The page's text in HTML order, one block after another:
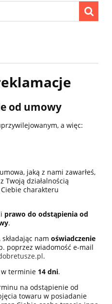
od umowy
a więc:
jaką z nami zawarłeś,
Twoją działalnością
charakteru
prawo do odstąpienia od
.
nam oświadczenie
poprzez wiadomość e-mail
.
w terminie 14 dni.
na odstąpienie od
towaru w posiadanie